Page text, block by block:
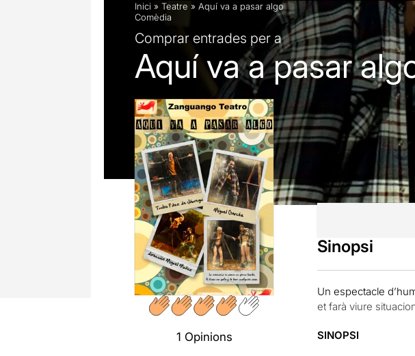
Inici » Teatre » Aquí va a pasar algo
Comèdia
Comprar entrades per a
Aquí va a pasar
1 Opinions
Sinopsi
Un espectacle
et farà viure
SINOPSI